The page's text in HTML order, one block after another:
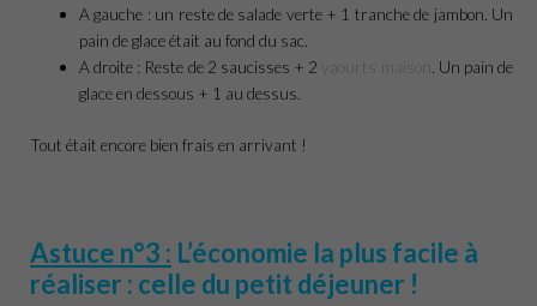
A gauche : un reste de salade verte + 1 tranche de jambon. Un
pain de glace était au fond du sac.
A droite : Reste de 2 saucisses + 2 yaourts maison . Un pain de
glace en dessous + 1 au dessus.
Tout était encore bien frais en arrivant !
Astuce n°3 : L’économie la plus facile à
réaliser : celle du petit déjeuner !